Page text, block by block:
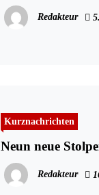
Redakteur
Kurznachrichten
Neun neue
Redakteur